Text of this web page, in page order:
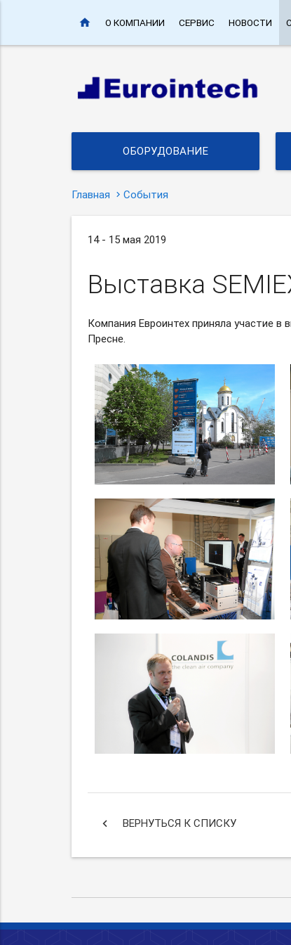
home О КОМПАНИИ СЕРВИС НОВОСТИ
ОБОРУДОВАНИЕ
Главная События
14 - 15 мая 2019
Выставка
Компания Евроинтех приняла участие
Пресне.
keyboard_arrow_left ВЕРНУТЬСЯ К СПИСКУ